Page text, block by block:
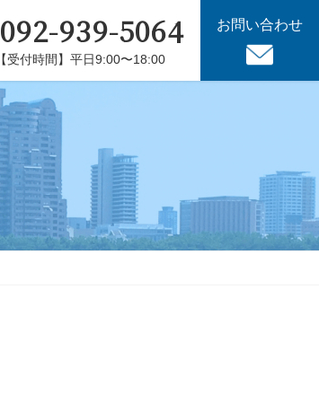
092-939-5064
【受付時間】平日9:00〜18:00
お問い合わせ